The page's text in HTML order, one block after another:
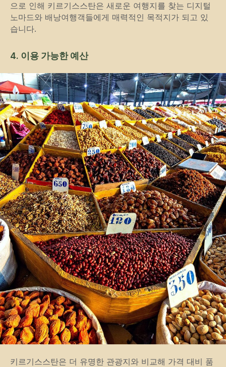
으로 인해 키르기스스탄은 새로운 여행지를 찾는 디지털
노마드와 배낭여행객들에게 매력적인 목적지가 되고 있
습니다.
4. 이용 가능한 예산
키르기스스탄은 더 유명한 관광지와 비교해 가격 대비 품
문의하기
추가 질문이 있거나 더 많은 정보가
필요하신가요?
아래 양식을 사용하여 저희에게 직접
연락하세요.
+82